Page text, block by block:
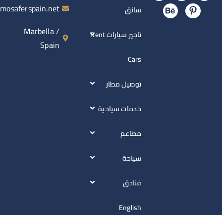
سائق
تاجير سيارات Rent
توصيل مطار
خدمات سياحية
info@almosaferspain.net
Marbella /